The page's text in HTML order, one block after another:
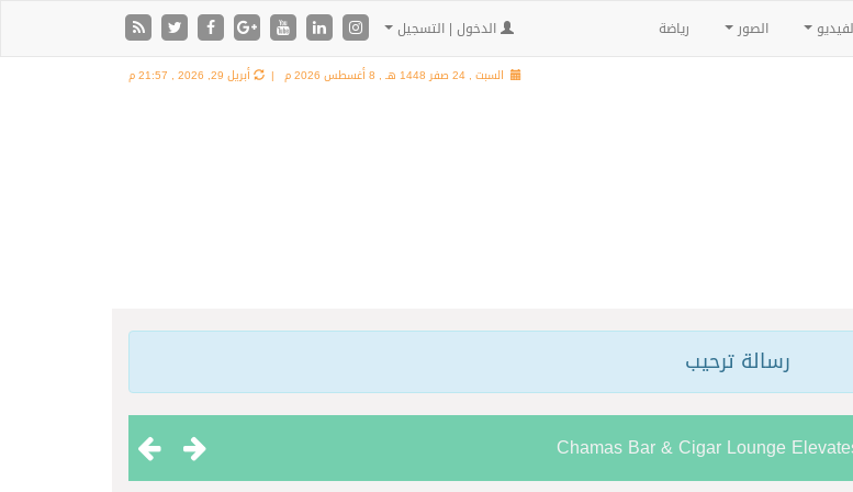
الصور رياضة الدخول | التسجيل
السبت , 24 صفر 1448 هـ , 8 أغسطس 2026 م | أبريل 29, 2026 , 21:57 م
رسالة ترحيب
Chamas Bar & Cigar Lounge
مستوحاة من النكهات البرازيلية